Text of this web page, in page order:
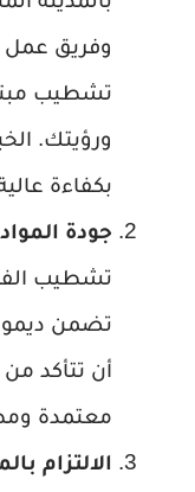
وفريق
تشطيب
ورؤيتك.
بكفاءة
جودة
تشطيب
تضمن
أن تتأكد
معتمدة
الالتزام